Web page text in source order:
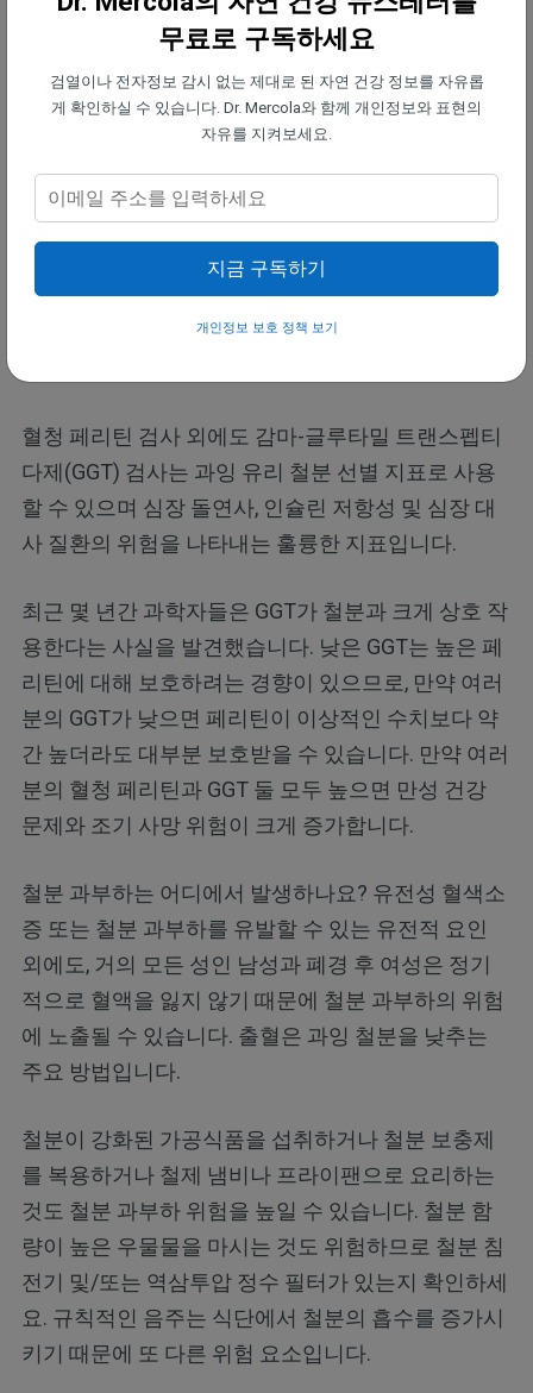
혈청 페리틴 검사라는 간단한혈액 검사를 통해 철분
수치를 확인할 수 있습니다. 필자는 이 검사가 사전
예방적인 건강 검진의 일환으로 모든 사람이 정기적
으로 받아야 하는 가장 중요한 검사 중 하나라고 생각
낮다는 뜻입니다.
혈청 페리틴의 건강한 범위는 밀리리터당 20~80 나
노그램(ng/ml)입니다. 20ng/ml 미만은 철분이 부족
하다는 강력한 지표이며, 80ng/ml 이상은 과잉 철분
혈청 페리틴 검사 외에도 감마-글루타밀 트랜스펩티
다제(GGT) 검사는 과잉 유리 철분 선별 지표로 사용
할 수 있으며 심장 돌연사, 인슐린 저항성 및 심장 대
사 질환의 위험을 나타내는 훌륭한 지표입니다.
최근 몇 년간 과학자들은 GGT가 철분과 크게 상호 작
용한다는 사실을 발견했습니다. 낮은 GGT는 높은 페
리틴에 대해 보호하려는 경향이 있으므로, 만약 여러
분의 GGT가 낮으면 페리틴이 이상적인 수치보다 약
간 높더라도 대부분 보호받을 수 있습니다. 만약 여러
분의 혈청 페리틴과 GGT 둘 모두 높으면 만성 건강
문제와 조기 사망 위험이 크게 증가합니다.
철분 과부하는 어디에서 발생하나요? 유전성 혈색소
증 또는 철분 과부하를 유발할 수 있는 유전적 요인
외에도, 거의 모든 성인 남성과 폐경 후 여성은 정기
적으로 혈액을 잃지 않기 때문에 철분 과부하의 위험
에 노출될 수 있습니다. 출혈은 과잉 철분을 낮추는
주요 방법입니다.
철분이 강화된 가공식품을 섭취하거나 철분 보충제
를 복용하거나 철제 냄비나 프라이팬으로 요리하는
것도 철분 과부하 위험을 높일 수 있습니다. 철분 함
량이 높은 우물물을 마시는 것도 위험하므로 철분 침
전기 및/또는 역삼투압 정수 필터가 있는지 확인하세
요. 규칙적인 음주는 식단에서 철분의 흡수를 증가시
키기 때문에 또 다른 위험 요소입니다.
무료로 구독하세요
검열이나 전자정보 감시 없는 제대로 된 자연 건강 정보를 자유롭
게 확인하실 수 있습니다. Dr. Mercola와 함께 개인정보와 표현의
자유를 지켜보세요.
지금 구독하기
개인정보 보호 정책 보기